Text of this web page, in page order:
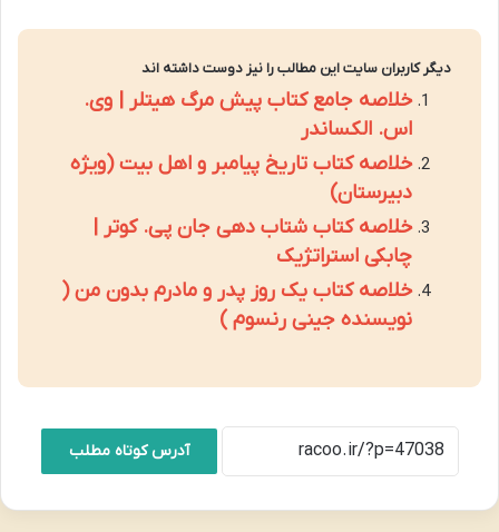
دیگر کاربران سایت این مطالب را نیز دوست داشته اند
خلاصه جامع کتاب پیش مرگ هیتلر | وی.
اس. الکساندر
خلاصه کتاب تاریخ پیامبر و اهل بیت (ویژه
دبیرستان)
خلاصه کتاب شتاب دهی جان پی. کوتر |
چابکی استراتژیک
خلاصه کتاب یک روز پدر و مادرم بدون من (
نویسنده جینی رنسوم )
آدرس کوتاه مطلب